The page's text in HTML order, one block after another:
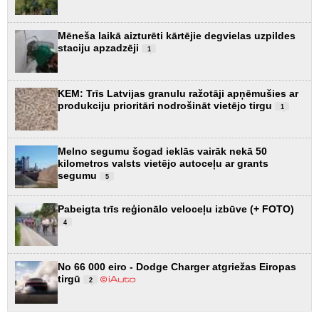
Mēneša laikā aizturēti kārtējie degvielas uzpildes
staciju apzadzēji
1
KEM: Trīs Latvijas granulu ražotāji apņēmušies ar
produkciju prioritāri nodrošināt vietējo tirgu
1
Melno segumu šogad ieklās vairāk nekā 50
kilometros valsts vietējo autoceļu ar grants
segumu
5
Pabeigta trīs reģionālo veloceļu izbūve (+ FOTO)
4
No 66 000 eiro - Dodge Charger atgriežas Eiropas
tirgū
2